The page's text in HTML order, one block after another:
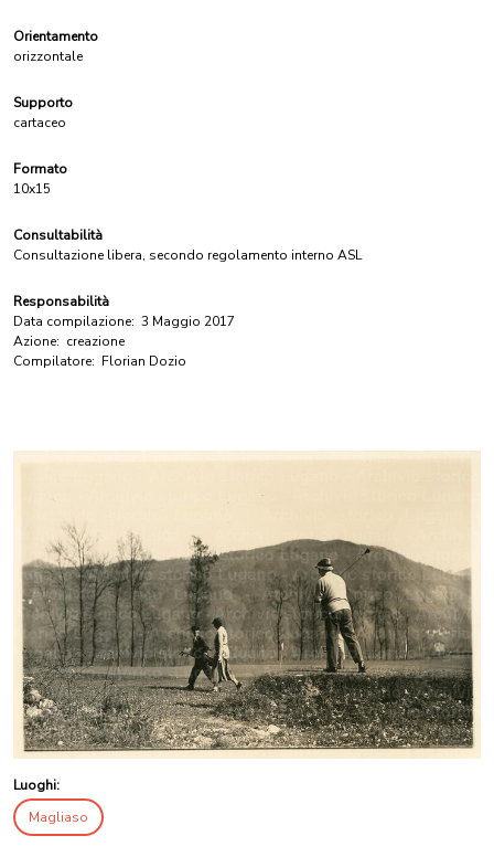
Orientamento
orizzontale
Supporto
cartaceo
Formato
10x15
Consultabilità
Consultazione libera, secondo regolamento interno ASL
Responsabilità
Data compilazione: 3 Maggio 2017
Azione: creazione
Compilatore: Florian Dozio
Luoghi:
Magliaso